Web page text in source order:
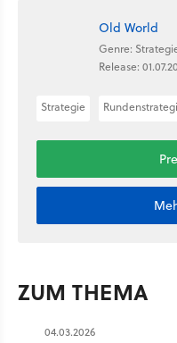
Old World
Genre:
Release:
Strategie
ZUM THEMA
04.03.2026